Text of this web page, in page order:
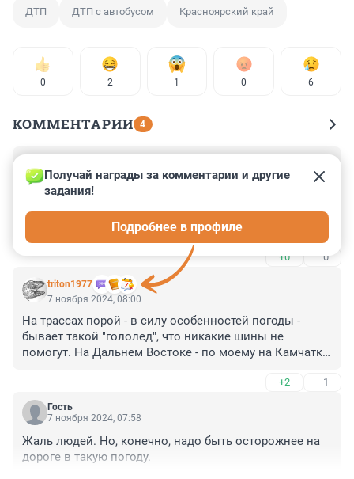
ДТП ДТП с автобусом Красноярский край
0 2 1 0 6
КОММЕНТАРИИ 4
25 ноября 2024, 19:54
Почему про водителя не пишите... Былбы водитель
другой национальности 🤔 🤔 не знаю тут завалили
бы уже с грязью......
+0 –0
triton1977
Получай награды за комментарии и другие
задания!
Подробнее в профиле
7 ноября 2024, 08:00
На трассах порой - в силу особенностей погоды -
бывает такой "гололед", что никакие шины не
помогут. На Дальнем Востоке - по моему на Камчатке
стать настоящим полномасштабным стихийным
бедствием (во Владивостоке подобное было по
моему в 2023 или 22-м)
+2 –1
Гость
7 ноября 2024, 07:58
Жаль людей. Но, конечно, надо быть осторожнее на
дороге в такую погоду.